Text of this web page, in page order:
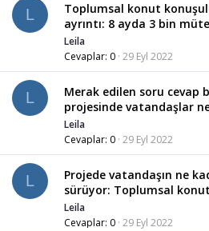
L
Toplumsal konut
ayrıntı: 8 ayda 3 bin
Leila
Cevaplar 0 29 Eyl 2022
L
Merak edilen soru cevap
projesinde vatandaşlar
Leila
Cevaplar 0 29 Eyl 2022
L
Projede vatandaşın ne
sürüyor: Toplumsal
Leila
Cevaplar 0 29 Eyl 2022